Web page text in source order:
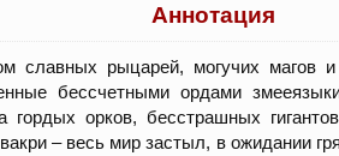
Аннотация
славных рыцарей, могучих магов
бессчетными ордами
гордых орков, бесстрашных
– весь мир застыл, в ожидании